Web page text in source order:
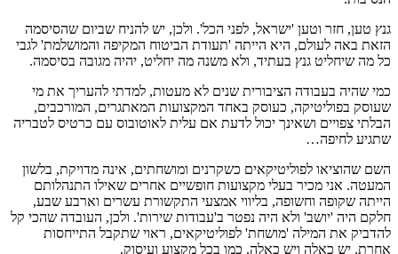
גנץ טען, חזר וטען 'ישראל, לפני הכל'. ולכן, יש להניח שביום שהסיסמה
הזאת באה לעולם, היא הייתה 'תעודת הביטוח המקיפה והמושלמת' לגבי
כל מה שיחליט גנץ בעתיד, ולא משנה מה יחליט, יהיה מגובה בסיסמה.
כמי שהיה בעבודה הציבורית שנים לא מעטות, למדתי להעריך את מי
שעוסק בפוליטיקה, כעוסק באחד המקצועות המאתגרים, המורכבים,
הבלתי צפויים ושאינך יכול לדעת אם עלית לאוטובוס עם כרטיס לטבריה
שתגיע לחיפה…
השם שהוציאו לפוליטיקאים כשקרנים ומושחתים, אינה מדויקת, בלשון
המעטה. אני מכיר בעלי מקצועות חופשיים אחרים שאילו התנהלותם
הייתה שקופה וחשופה, בליווי אמצעי התקשורת עשרים וארבע שבע,
חלקם היה 'יושב' ולא היה נפטר ב'עבודות שירות'. ולכן, העובדה שהכי קל
להדביק את המילה 'מושחת' לפוליטיקאים, ראוי שתקבל התייחסות
אחרת. יש כאלה ויש כאלה, כמו בכל מקצוע ועיסוק.